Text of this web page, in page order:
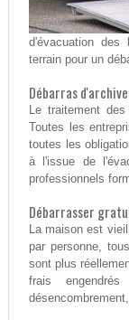
d'évacuation
terrain pour un
Débarras
Le traitement
Toutes les
toutes les
à l'issue de
professionnels
Débarrasser
La maison est
par personne,
sont plus
frais